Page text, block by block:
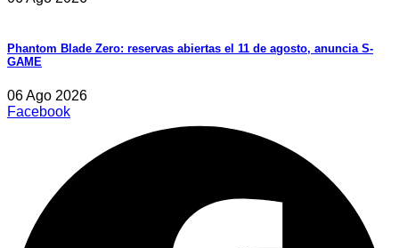
Phantom Blade Zero: reservas abiertas el 11 de agosto, anuncia S-
GAME
06 Ago 2026
Facebook